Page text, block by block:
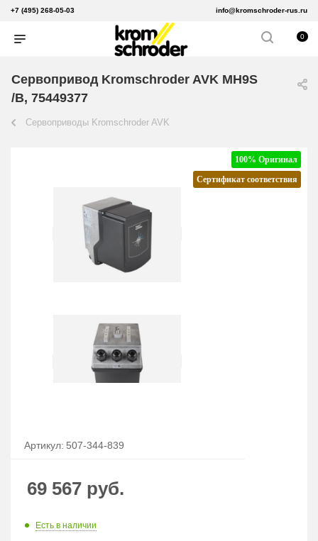
+7 (495) 268-05-03 info@kromschroder-rus.ru
0
Сервопривод Kromschroder AVK MH9S
/B, 75449377
Сервоприводы Kromschroder AVK
100% Оригинал
Сертификат соответствия
Артикул: 507-344-839
69 567 руб.
Есть в наличии